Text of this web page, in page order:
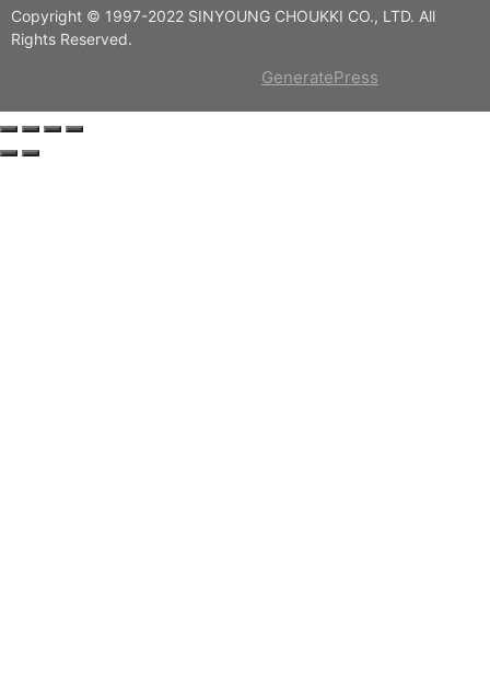
Copyright © 1997-2022 SINYOUNG CHOUKKI CO., LTD. All
Rights Reserved.
GeneratePress